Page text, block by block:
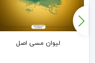
لیوان مسی اصل